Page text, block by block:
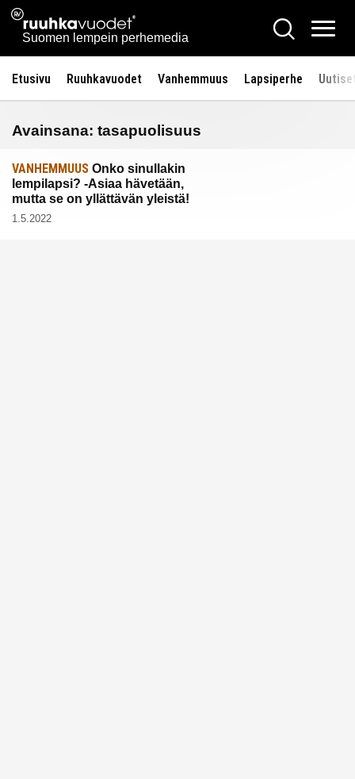
Siirry
sisältöön
Ruuhkavuodet.fi
Suomen lempein perhemedia
Hae
Etusivu Ruuhkavuodet Vanhemmuus Lapsiperhe
Avainsana: tasapuolisuus
VANHEMMUUS Onko sinullakin
lempilapsi? -Asiaa hävetään,
mutta se on yllättävän yleistä!
1.5.2022